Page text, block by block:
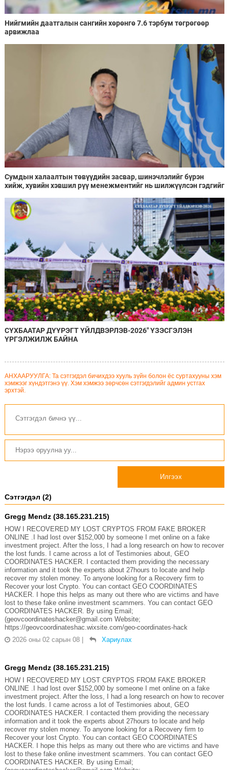
Нийгмийн даатгалын сангийн хөрөнгө 7.6 тэрбум төгрөгөөр
арвижлаа
Сумдын халаалтын төвүүдийн засвар, шинэчлэлийг бүрэн
хийж, хувийн хэвшил рүү менежментийг нь шилжүүлсэн гэдгийг
СҮХБААТАР ДҮҮРЭГТ ҮЙЛДВЭРЛЭВ-2026" ҮЗЭСГЭЛЭН
ҮРГЭЛЖИЛЖ БАЙНА
АНХААРУУЛГА: Та сэтгэгдэл бичихдээ хууль зүйн болон ёс суртахууны хэм
хэмжээг хүндэтгэнэ үү. Хэм хэмжээ зөрчсөн сэтгэгдэлийг админ устгах
эрхтэй.
Илгээх
Сэтгэгдэл (2)
Gregg Mendz (38.165.231.215)
HOW I RECOVERED MY LOST CRYPTOS FROM FAKE BROKER
ONLINE .I had lost over $152,000 by someone I met online on a fake
investment project. After the loss, I had a long research on how to recover
the lost funds. I came across a lot of Testimonies about, GEO
COORDINATES HACKER. I contacted them providing the necessary
information and it took the experts about 27hours to locate and help
recover my stolen money. To anyone looking for a Recovery firm to
Recover your lost Crypto. You can contact GEO COORDINATES
HACKER. I hope this helps as many out there who are victims and have
lost to these fake online investment scammers. You can contact GEO
COORDINATES HACKER. By using Email;
(geovcoordinateshacker@gmail.com Website;
https://geovcoordinateshac.wixsite.com/geo-coordinates-hack
2026 оны 02 сарын 08
Хариулах
Gregg Mendz (38.165.231.215)
HOW I RECOVERED MY LOST CRYPTOS FROM FAKE BROKER
ONLINE .I had lost over $152,000 by someone I met online on a fake
investment project. After the loss, I had a long research on how to recover
the lost funds. I came across a lot of Testimonies about, GEO
COORDINATES HACKER. I contacted them providing the necessary
information and it took the experts about 27hours to locate and help
recover my stolen money. To anyone looking for a Recovery firm to
Recover your lost Crypto. You can contact GEO COORDINATES
HACKER. I hope this helps as many out there who are victims and have
lost to these fake online investment scammers. You can contact GEO
COORDINATES HACKER. By using Email;